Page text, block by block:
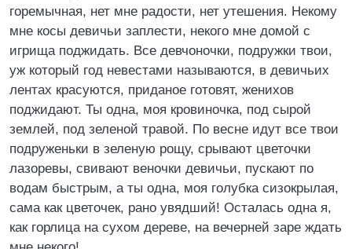
горемычная, нет мне радости, нет утешения. Некому
мне косы девичьи заплести, некого мне домой с
игрища поджидать. Все девчоночки, подружки твои,
уж который год невестами называются, в девичьих
лентах красуются, приданое готовят, женихов
поджидают. Ты одна, моя кровиночка, под сырой
землей, под зеленой травой. По весне идут все твои
подруженьки в зеленую рощу, срывают цветочки
лазоревы, свивают веночки девичьи, пускают по
водам быстрым, а ты одна, моя голубка сизокрылая,
сама как цветочек, рано увядший! Осталась одна я,
как горлица на сухом дереве, на вечерней заре ждать